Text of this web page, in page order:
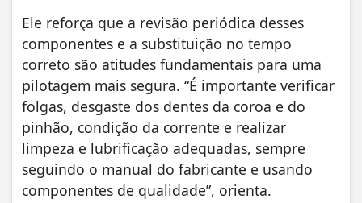
Ele reforça que a revisão periódica desses
componentes e a substituição no tempo
correto são atitudes fundamentais para uma
pilotagem mais segura. “É importante verificar
folgas, desgaste dos dentes da coroa e do
pinhão, condição da corrente e realizar
limpeza e lubrificação adequadas, sempre
seguindo o manual do fabricante e usando
componentes de qualidade”, orienta.